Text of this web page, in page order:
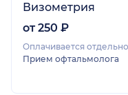
Визометрия
от 250 ₽
Оплачивается
Прием офтальмолога